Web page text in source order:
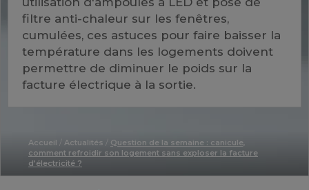
filtre anti-chaleur sur les fenêtres,
cumulées, ces astuces pour faire baisser la
température dans les logements doivent
permettre de diminuer le poids sur la
facture électrique à la sortie.
Accueil / Actualités / Question de la semaine : canicule,
comment refroidir son logement sans exploser la facture
d’électricité ?